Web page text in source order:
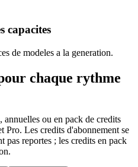
capacites
de modeles a la generation.
chaque rythme
annuelles ou en pack de credits
Pro. Les credits d'abonnement se
pas reportes ; les credits en pack